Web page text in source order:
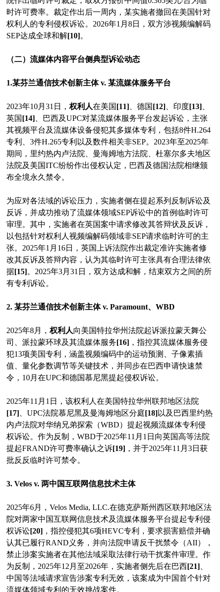
时许可费率。裁定作出后一周内，某实施者撤回在美国针对
权利人的专利侵权诉讼。2026年1月8日，双方涉视频编解码
SEP达成全球和解[10]。
（二）流媒体内容平台侧典型诉讼动态
1.某芬兰通信技术创新主体 v. 某流媒体服务平台
2023年10月31日，权利人在美国[11] 、德国[12] 、印度[13]
英国[14] 、巴西及UPC对某流媒体服务平台发起诉讼，主张
其视频平台及流媒体设备侵犯其多媒体专利，包括8件H.264
专利、3件H.265专利以及数件相关非SEP。2023年至2025年
期间，里约热内卢法院、曼海姆地方法院、杜塞尔多夫地区
法院及美国ITC纷纷作出侵权认定，巴西及德国法院相继颁
布全境永久禁令。
为应对各法域的诉讼压力，实施者侧在提起系列反制诉讼及
反诉，并成功推动了流媒体领域SEP诉讼中的首例临时许可
审理。其中，实施者在英国案中请求修改其答辩状及反诉，
以包括针对权利人视频编解码领域非SEP请求临时许可的主
张。2025年1月16日，英国上诉法院作出裁定准许实施者修
改其反诉及答辩内容，认为其临时许可主张具有合理法律依
据[15]。2025年3月31日，双方达成和解，结束双方之间的所
有专利诉讼。
2. 某芬兰通信技术创新主体 v. Paramount、WBD
2025年8月，权利人向美国特拉华州法院起诉派拉蒙天舞公
司、派拉蒙环球及其流媒体服务[16] ，指控其流媒体服务侵
犯13项美国专利，涵盖视频编码中的运动预测、子像素插
值、量化参数调节等关键技术，并同步在巴西申请快速禁
令，10月在UPC和德国慕尼黑提起侵权诉讼。
2025年11月1日，该权利人在美国特拉华州联邦地区法院
[17] 、UPC法院慕尼黑及曼海姆地区分庭[18]以及巴西里约热
内卢法院对华纳兄弟探索（WBD）提起视频流媒体专利侵
权诉讼。作为反制，WBD于2025年11月1日向英国高等法院
提起FRAND许可费率确认之诉[19] ，并于2025年11月3日获
批反反临时许可禁令。
3. Velos v. 两中国互联网信息技术主体
2025年6月，Velos Media, LLC.在德克萨斯州西区联邦地区法
院对两家中国互联网信息技术及流媒体服务平台提起专利侵
权诉讼[20] ，指控侵犯其6项HEVC专利，要求损害赔偿并确
认其已履行RAND义务，并向法院申请反干扰禁令（AII），
禁止涉案实施者在其他法域采取法律行动干扰案件审理。作
为反制，2025年12月至2026年，实施者侧先后在巴西[21]
中国等法域请求宣告涉案专利无效，该案成为中国首个针对
流媒体领域专利的无效挑战案件。